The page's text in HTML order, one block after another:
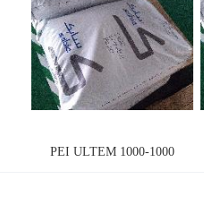
PEI ULTEM 1000-1000